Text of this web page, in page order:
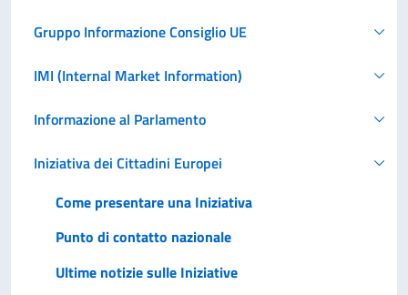
Gruppo Informazione Consiglio UE
IMI (Internal Market Information)
Informazione al Parlamento
Iniziativa dei Cittadini Europei
Come presentare una Iniziativa
Punto di contatto nazionale
Ultime notizie sulle Iniziative